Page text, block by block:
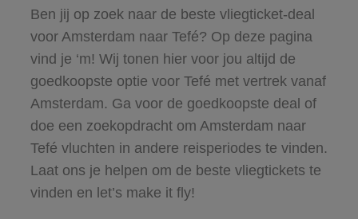
Ben jij op zoek naar de beste vliegticket-deal
voor Amsterdam naar Tefé? Op deze pagina
vind je ‘m! Wij tonen hier voor jou altijd de
goedkoopste optie voor Tefé met vertrek vanaf
Amsterdam. Ga voor de goedkoopste deal of
doe een zoekopdracht om Amsterdam naar
Tefé vluchten in andere reisperiodes te vinden.
Laat ons je helpen om de beste vliegtickets te
vinden en let’s make it fly!